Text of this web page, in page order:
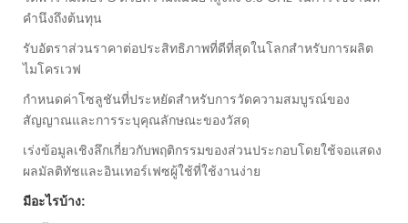
คำนึงถึงต้นทุน
รับอัตราส่วนราคาต่อประสิทธิภาพที่ดีที่สุดในโลกสำหรับการผลิต
ไมโครเวฟ
กำหนดค่าโซลูชันที่ประหยัดสำหรับการวัดความสมบูรณ์ของ
สัญญาณและการระบุคุณลักษณะของวัสดุ
เร่งข้อมูลเชิงลึกเกี่ยวกับพฤติกรรมของส่วนประกอบโดยใช้จอแสดง
ผลมัลติทัชและอินเทอร์เฟซผู้ใช้ที่ใช้งานง่าย
มีอะไรบ้าง: